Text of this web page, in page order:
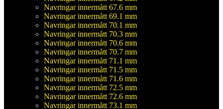
Navringar innermått 67.6 mm
Navringar innermått 69.1 mm
Navringar innermått 70.1 mm
Navringar innermått 70.3 mm
Navringar innermått 70.6 mm
Navringar innermått 70.7 mm
Navringar innermått 71.1 mm
Navringar innermått 71.5 mm
Navringar innermått 71.6 mm
Navringar innermått 72.5 mm
Navringar innermått 72.6 mm
Navringar innermått 73.1 mm